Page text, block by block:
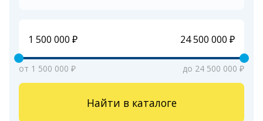
от 1 500 000 ₽ до 24 500 000 ₽
Найти в каталоге